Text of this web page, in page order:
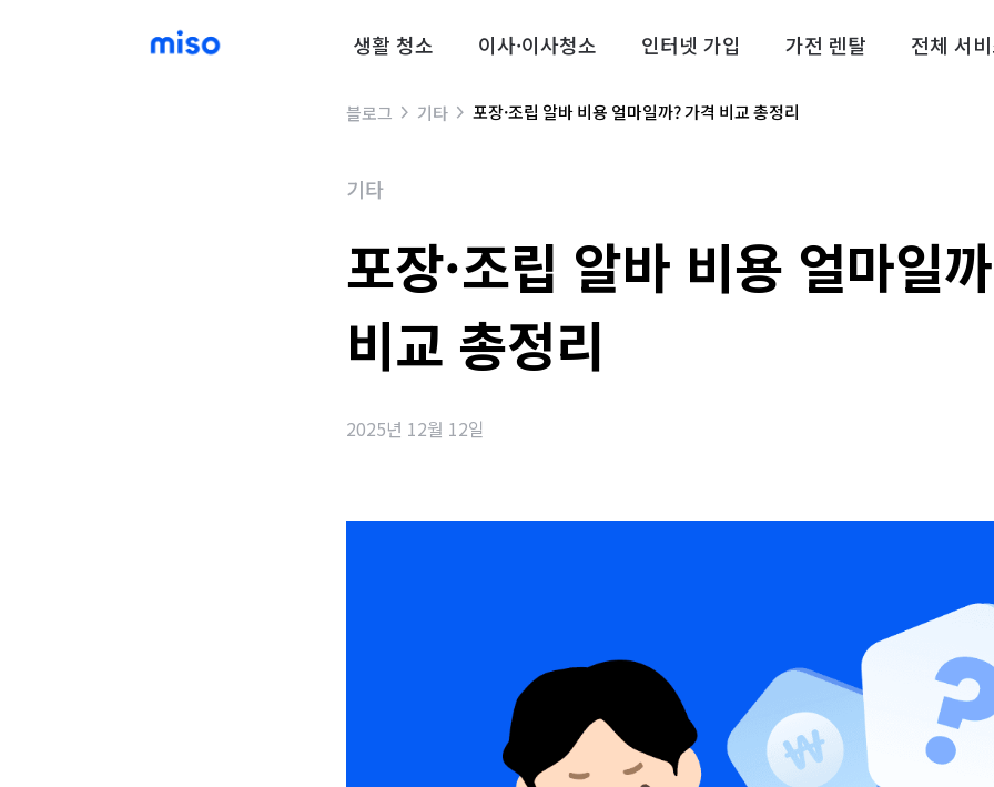
생활 청소 이사·이사청소 인터넷 가입 가전 렌탈 전체 서
블로그 기타 포장·조립 알바 비용 얼마일까? 가격 비교 총정리
기타
포장·조립 알바 비용 얼마일
비교 총정리
2025년 12월 12일